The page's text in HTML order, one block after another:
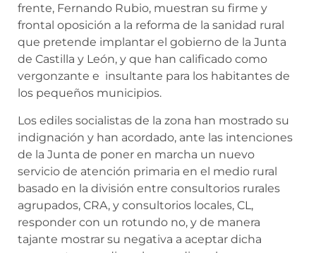
frente, Fernando Rubio, muestran su firme y
frontal oposición a la reforma de la sanidad rural
que pretende implantar el gobierno de la Junta
de Castilla y León, y que han calificado como
vergonzante e insultante para los habitantes de
los pequeños municipios.
Los ediles socialistas de la zona han mostrado su
indignación y han acordado, ante las intenciones
de la Junta de poner en marcha un nuevo
servicio de atención primaria en el medio rural
basado en la división entre consultorios rurales
agrupados, CRA, y consultorios locales, CL,
responder con un rotundo no, y de manera
tajante mostrar su negativa a aceptar dicha